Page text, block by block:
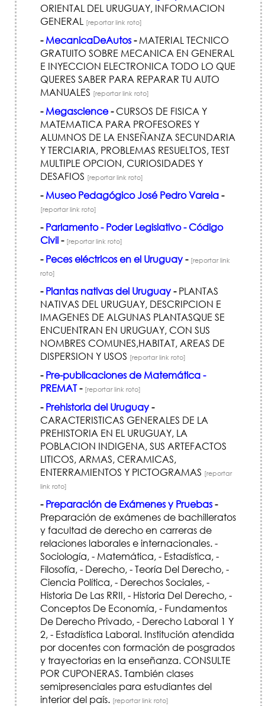
ORIENTAL DEL URUGUAY, INFORMACION
GENERAL [reportar link roto]
- MecanicaDeAutos-MATERIAL TECNICO
GRATUITO SOBRE MECANICA EN GENERAL
E INYECCION ELECTRONICA TODO LO QUE
QUERES SABER PARA REPARAR TU AUTO
MANUALES [reportar link roto]
- Megascience-CURSOS DE FISICA Y
MATEMATICA PARA PROFESORES Y
ALUMNOS DE LA ENSEÑANZA SECUNDARIA
Y TERCIARIA, PROBLEMAS RESUELTOS, TEST
MULTIPLE OPCION, CURIOSIDADES Y
DESAFIOS [reportar link roto]
- Museo Pedagógico José Pedro Varela-
[reportar link roto]
- Parlamento - Poder Legislativo - Código
Civil- [reportar link roto]
- Peces eléctricos en el Uruguay- [reportar link
roto]
- Plantas nativas del Uruguay-PLANTAS
NATIVAS DEL URUGUAY, DESCRIPCION E
IMAGENES DE ALGUNAS PLANTASQUE SE
ENCUENTRAN EN URUGUAY, CON SUS
NOMBRES COMUNES,HABITAT, AREAS DE
DISPERSION Y USOS [reportar link roto]
- Pre-publicaciones de Matemática -
PREMAT- [reportar link roto]
- Prehistoria del Uruguay-
CARACTERISTICAS GENERALES DE LA
PREHISTORIA EN EL URUGUAY, LA
POBLACION INDIGENA, SUS ARTEFACTOS
LITICOS, ARMAS, CERAMICAS,
ENTERRAMIENTOS Y PICTOGRAMAS [reportar
link roto]
- Preparación de Exámenes y Pruebas-
Preparación de exámenes de bachilleratos
y facultad de derecho en carreras de
relaciones laborales e internacionales. -
Sociología, - Matemática, - Estadística, -
Filosofía, - Derecho, - Teoría Del Derecho, -
Ciencia Política, - Derechos Sociales, -
Historia De Las RRII, - Historia Del Derecho, -
Conceptos De Economía, - Fundamentos
De Derecho Privado, - Derecho Laboral 1 Y
2, - Estadística Laboral. Institución atendida
por docentes con formación de posgrados
y trayectorias en la enseñanza. CONSULTE
POR CUPONERAS. También clases
semipresenciales para estudiantes del
interior del país. [reportar link roto]